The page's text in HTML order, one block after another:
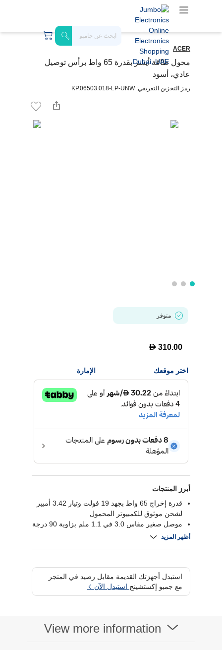
ACER
محول طاقة أيسر بقدرة 65 واط برأس توصيل
عادي، أسود
رمز التخزين التعريفي: KP.06503.018-LP-UNW
متوفر
D 310.00
اختر موقعك الإمارة
أبرز المنتجات
قدرة إخراج 65 واط بجهد 19 فولت وتيار 3.42 أمبير
لشحن موثوق للكمبيوتر المحمول
موصل صغير مقاس 3.0 في 1.1 ملم بزاوية 90 درجة
لتثبيت آمن
تصميم صغير مع كابل طاقة ثلاثي السنون مرفق
أظهر المزيد
استبدل أجهزتك القديمة مقابل رصيد في المتجر
مع جمبو إكستشينج استبدل الآن
View more information